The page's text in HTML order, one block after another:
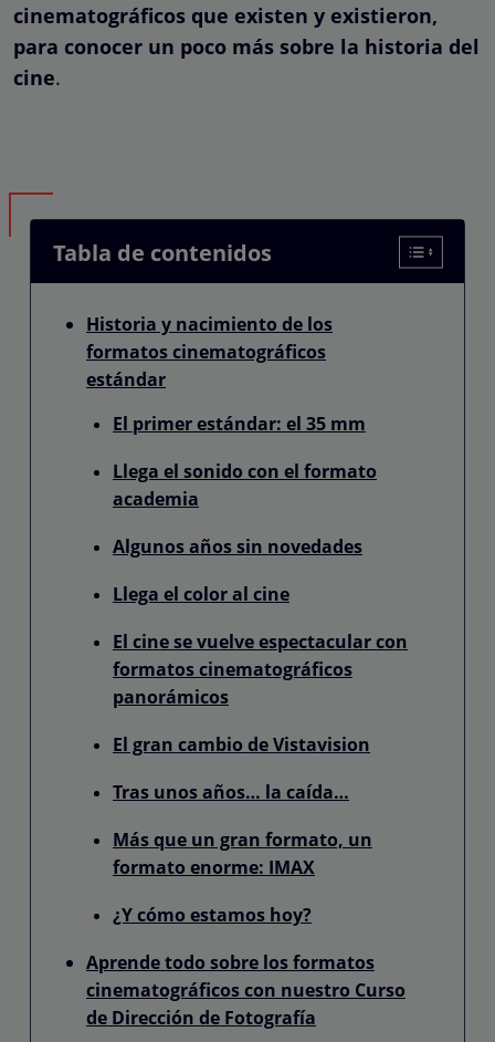
cinematográficos que existen y existieron,
para conocer un poco más sobre la historia del
cine.
Tabla de contenidos
Historia y nacimiento de los
formatos cinematográficos
estándar
El primer estándar: el 35 mm
Llega el sonido con el formato
academia
Algunos años sin novedades
Llega el color al cine
El cine se vuelve espectacular con
formatos cinematográficos
panorámicos
El gran cambio de Vistavision
Tras unos años… la caída…
Más que un gran formato, un
formato enorme: IMAX
¿Y cómo estamos hoy?
Aprende todo sobre los formatos
cinematográficos con nuestro Curso
de Dirección de Fotografía